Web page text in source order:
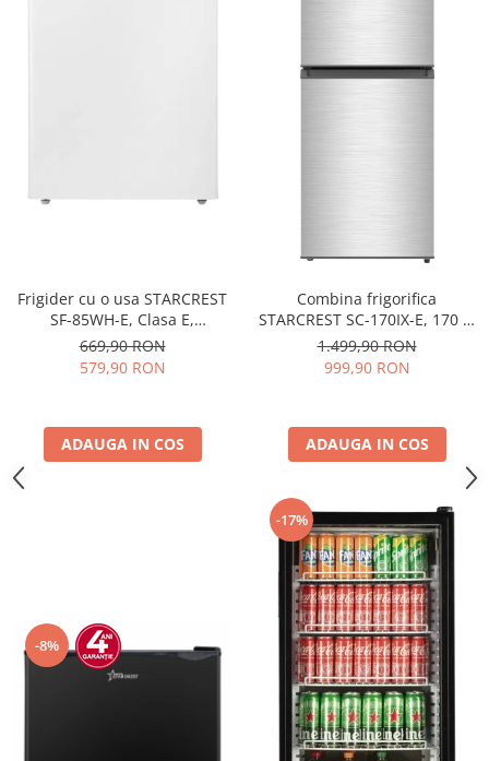
Frigider cu o usa STARCREST
SF-85WH-E, Clasa E,
Capacitate 85L, Iluminare
interioara, Compartiment
gheata, H 82 cm, Alb
669,90 RON
579,90 RON
ADAUGA IN COS
Combina frigorifica
STARCREST SC-170IX-E, 170 L,
Clasa E, Less Frost, Termostat
reglabil, Iluminare LED,
Suprafata Inox antiamprenta,
reversibile, H 151.8 cm, Inox
1.499,90 RON
999,90 RON
ADAUGA IN COS
-8%
-17%